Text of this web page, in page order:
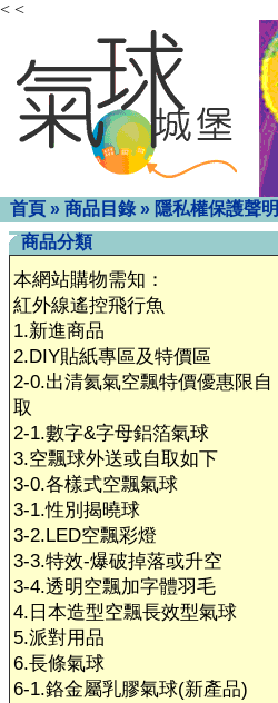
< <
首頁 » 商品目錄 » 隱私權保護聲明
商品分類
本網站購物需知：
紅外線遙控飛行魚
1.新進商品
2.DIY貼紙專區及特價區
2-0.出清氦氣空飄特價優惠限自
取
2-1.數字&字母鋁箔氣球
3.空飄球外送或自取如下
3-0.各樣式空飄氣球
3-1.性別揭曉球
3-2.LED空飄彩燈
3-3.特效-爆破掉落或升空
3-4.透明空飄加字體羽毛
4.日本造型空飄長效型氣球
5.派對用品
6.長條氣球
6-1.鉻金屬乳膠氣球(新產品)